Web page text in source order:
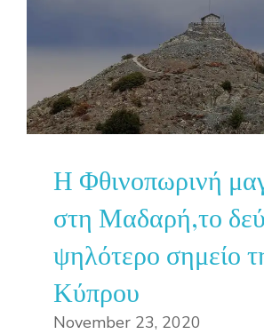
Η Φθινοπωρινή
στη Μαδαρή,το
ψηλότερο σημείο
Κύπρου
November 23, 2020